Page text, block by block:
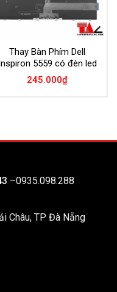
Thay Bàn Phím Dell
Inspiron 5559 có đèn led
245.000₫
–0935.098.288
Châu, TP Đà Nẵng